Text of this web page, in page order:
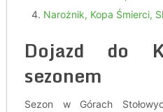
Narożnik, Kopa Śmierci,
Dojazd do
sezonem
Sezon w Górach